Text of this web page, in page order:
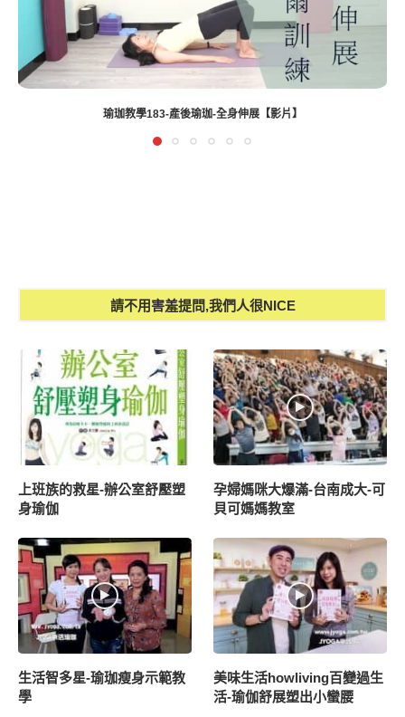
瑜珈教學183-產後瑜珈-全身伸展【影片】
請不用害羞提問,我們人很NICE
上班族的救星-辦公室舒壓塑
身瑜伽
孕婦媽咪大爆滿-台南成大-可
貝可媽媽教室
生活智多星-瑜珈瘦身示範教
學
美味生活howliving百變過生
活-瑜伽舒展塑出小蠻腰